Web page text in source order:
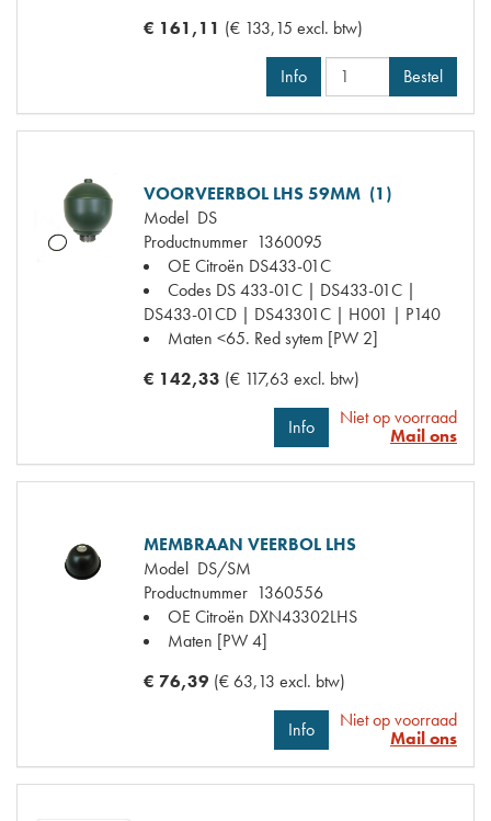
€ 161,11 (€ 133,15 excl. btw)
Info Bestel
VOORVEERBOL LHS 59MM (1)
Model DS
Productnummer 1360095
OE Citroën DS433-01C
Codes DS 433-01C | DS433-01C |
DS433-01CD | DS43301C | H001 | P140
Maten <65. Red sytem [PW 2]
€ 142,33 (€ 117,63 excl. btw)
Info
Niet op voorraad
Mail ons
MEMBRAAN VEERBOL LHS
Model DS/SM
Productnummer 1360556
OE Citroën DXN43302LHS
Maten [PW 4]
€ 76,39 (€ 63,13 excl. btw)
Info
Niet op voorraad
Mail ons